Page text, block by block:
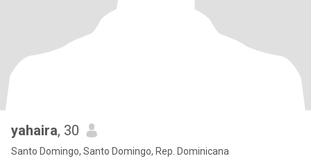
yahaira, 30
Santo Domingo, Santo Domingo, Rep. Dominicana